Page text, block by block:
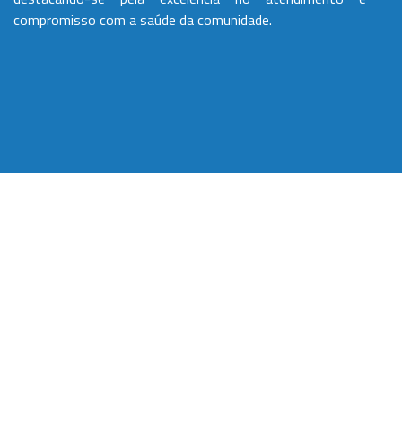
compromisso com a saúde da comunidade.